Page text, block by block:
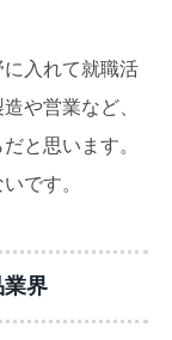
入れて就職活
や営業など、
と思います。
です。
業界